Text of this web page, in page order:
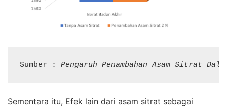
Sumber : Pengaruh Penambahan Asam Sitrat
Sementara itu, Efek lain dari asam sitrat sebagai